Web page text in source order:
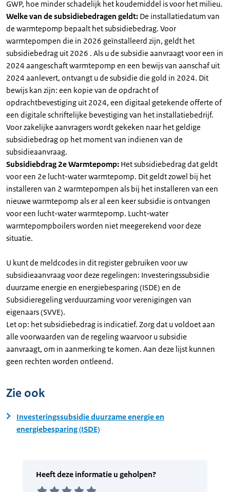
GWP, hoe minder schadelijk het koudemiddel is voor het milieu.
Welke van de subsidiebedragen geldt: De installatiedatum van
de warmtepomp bepaalt het subsidiebedrag. Voor
warmtepompen die in 2026 geïnstalleerd zijn, geldt het
subsidiebedrag uit 2026 . Als u de subsidie aanvraagt voor een in
2024 aangeschaft warmtepomp en een bewijs van aanschaf uit
2024 aanlevert, ontvangt u de subsidie die gold in 2024. Dit
bewijs kan zijn: een kopie van de opdracht of
opdrachtbevestiging uit 2024, een digitaal getekende offerte of
een digitale schriftelijke bevestiging van het installatiebedrijf.
Voor zakelijke aanvragers wordt gekeken naar het geldige
subsidiebedrag op het moment van indienen van de
subsidieaanvraag.
Subsidiebdrag 2e Warmtepomp: Het subsidiebedrag dat geldt
voor een 2e lucht-water warmtepomp. Dit geldt zowel bij het
installeren van 2 warmtepompen als bij het installeren van een
nieuwe warmtepomp als er al een keer subsidie is ontvangen
voor een lucht-water warmtepomp. Lucht-water
warmtepompboilers worden niet meegerekend voor deze
situatie.
U kunt de meldcodes in dit register gebruiken voor uw
subsidieaanvraag voor deze regelingen: Investeringssubsidie
duurzame energie en energiebesparing (ISDE) en de
Subsidieregeling verduurzaming voor verenigingen van
eigenaars (SVVE).
Let op: het subsidiebedrag is indicatief. Zorg dat u voldoet aan
alle voorwaarden van de regeling waarvoor u subsidie
aanvraagt, om in aanmerking te komen. Aan deze lijst kunnen
geen rechten worden ontleend.
Zie ook
Investeringssubsidie duurzame energie en
energiebesparing (ISDE)